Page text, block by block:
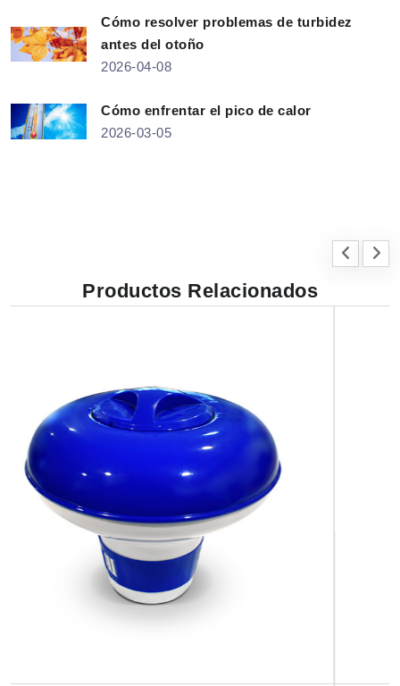
Cómo resolver problemas de turbidez
antes del otoño
2026-04-08
Cómo enfrentar el pico de calor
2026-03-05
Productos Relacionados